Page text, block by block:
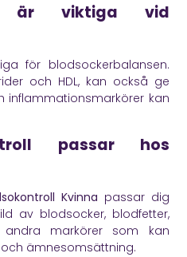
är viktiga vid
för blodsockerbalansen.
och HDL, kan också ge
inflammationsmarkörer kan
passar hos
Kvinna passar dig
av blodsocker, blodfetter,
markörer som kan
ämnesomsättning.